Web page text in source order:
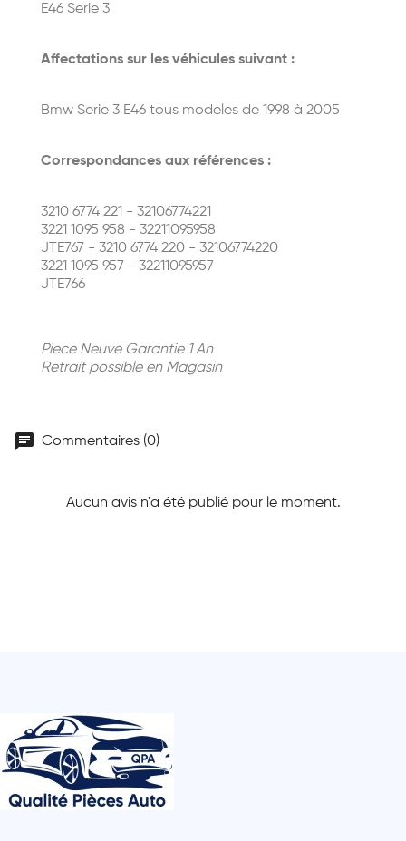
E46 Serie 3
Affectations sur les véhicules suivant :
Bmw Serie 3 E46 tous modeles de 1998 à 2005
Correspondances aux références :
3210 6774 221 - 32106774221
3221 1095 958 - 32211095958
JTE767 - 3210 6774 220 - 32106774220
3221 1095 957 - 32211095957
JTE766
Piece Neuve Garantie 1 An
Retrait possible en Magasin
chat Commentaires (0)
Aucun avis n'a été publié pour le moment.